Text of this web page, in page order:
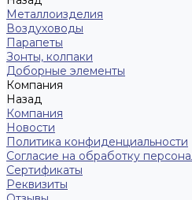
Металлоизделия
Воздуховоды
Парапеты
Зонты, колпаки
Доборные элементы
Компания
Назад
Компания
Новости
Политика конфиденциальности
Согласие на обработку
Сертификаты
Реквизиты